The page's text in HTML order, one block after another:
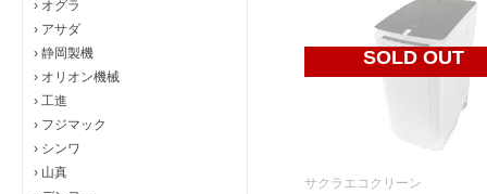
› オグラ
› アサダ
› 静岡製機
› オリオン機械
› 工進
› フジマック
› シンワ
› 山真
SOLD OUT
サクラエコクリーン